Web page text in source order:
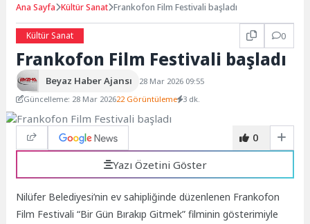
Ana Sayfa Kültür Sanat Frankofon Film Festivali başladı
Kültür Sanat 0
Frankofon Film Festivali başladı
Beyaz Haber Ajansı
28 Mar 2026 09:55
Güncelleme: 28 Mar 202622 Görüntüleme 3 dk.
0
Yazı Özetini Göster
Nilüfer Belediyesi’nin ev sahipliğinde düzenlenen Frankofon
Film Festivali “Bir Gün Bırakıp Gitmek” filminin gösterimiyle